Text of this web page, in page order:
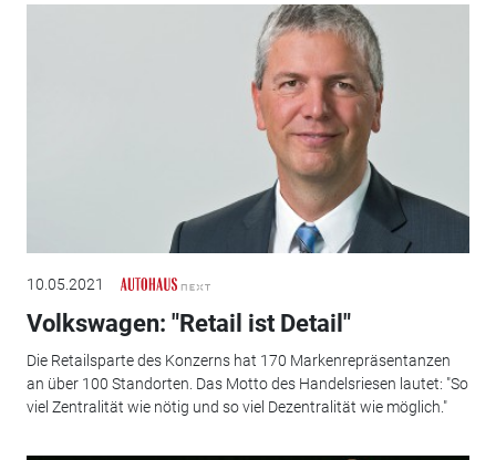
10.05.2021
Volkswagen: "Retail ist Detail"
Die Retailsparte des Konzerns hat 170 Markenrepräsentanzen
an über 100 Standorten. Das Motto des Handelsriesen lautet: "So
viel Zentralität wie nötig und so viel Dezentralität wie möglich."